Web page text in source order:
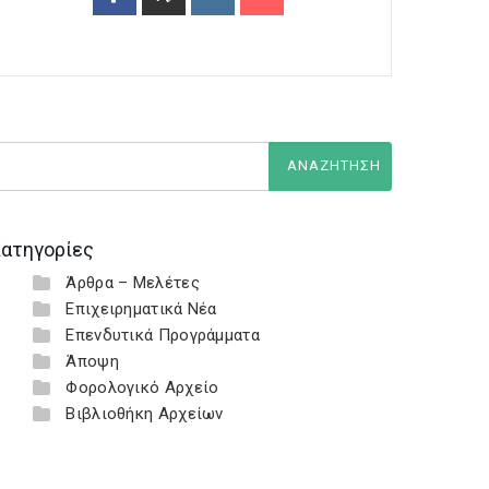
Άρθρα – Μελέτες
Επιχειρηματικά Νέα
Επενδυτικά Προγράμματα
Άποψη
Φορολογικό Αρχείο
Βιβλιοθήκη Αρχείων